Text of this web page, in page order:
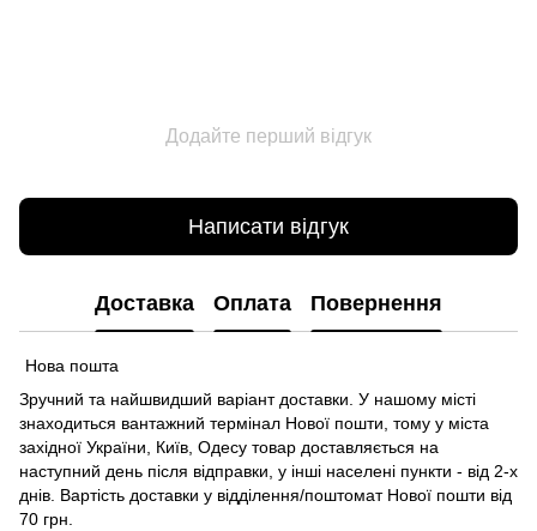
Додайте перший відгук
Написати відгук
Доставка Оплата Повернення
Нова пошта
Зручний та найшвидший варіант доставки. У нашому місті
знаходиться вантажний термінал Нової пошти, тому у міста
західної України, Київ, Одесу товар доставляється на
наступний день після відправки, у інші населені пункти - від 2-х
днів. Вартість доставки у відділення/поштомат Нової пошти від
70 грн.